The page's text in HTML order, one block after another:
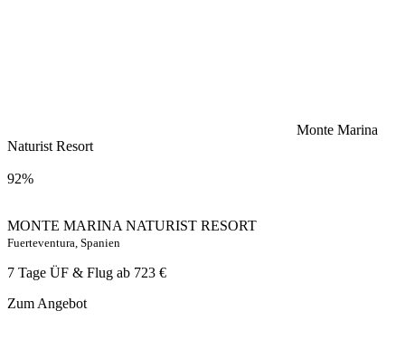
Monte Marina
Naturist Resort
92%
MONTE MARINA NATURIST RESORT
Fuerteventura, Spanien
7 Tage ÜF & Flug ab 723 €
Zum Angebot